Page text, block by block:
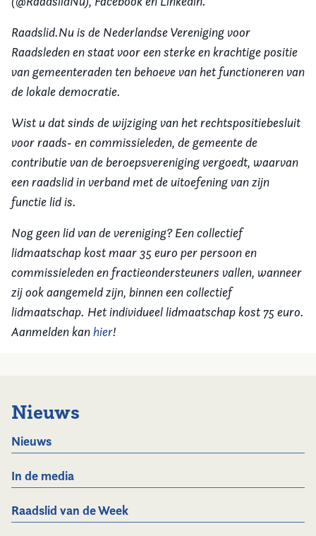
Raadslid.Nu is de Nederlandse Vereniging voor
Raadsleden en staat voor een sterke en krachtige positie
van gemeenteraden ten behoeve van het functioneren van
de lokale democratie.
Wist u dat sinds de wijziging van het rechtspositiebesluit
voor raads- en commissieleden, de gemeente de
contributie van de beroepsvereniging vergoedt, waarvan
een raadslid in verband met de uitoefening van zijn
functie lid is.
Nog geen lid van de vereniging? Een collectief
lidmaatschap kost maar 35 euro per persoon en
commissieleden en fractieondersteuners vallen, wanneer
zij ook aangemeld zijn, binnen een collectief
lidmaatschap. Het individueel lidmaatschap kost 75 euro.
Aanmelden kanhier!
Nieuws
Nieuws
In de media
Raadslid van de Week